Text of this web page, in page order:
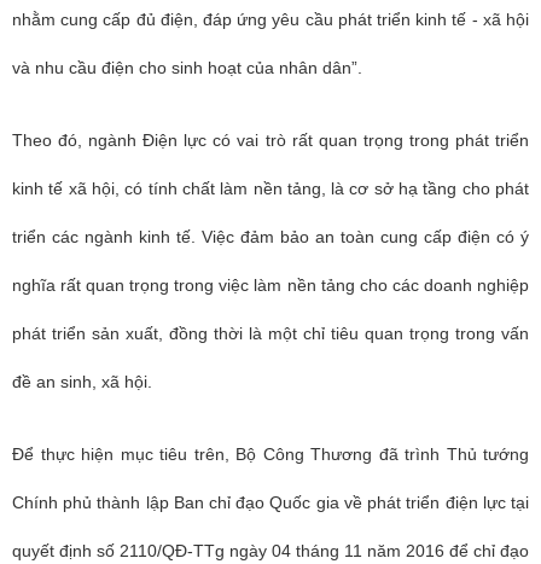
nhằm cung cấp đủ điện, đáp ứng yêu cầu phát triển kinh tế - xã hội
và nhu cầu điện cho sinh hoạt của nhân dân”.
Theo đó, ngành Điện lực có vai trò rất quan trọng trong phát triển
kinh tế xã hội, có tính chất làm nền tảng, là cơ sở hạ tầng cho phát
triển các ngành kinh tế. Việc đảm bảo an toàn cung cấp điện có ý
nghĩa rất quan trọng trong việc làm nền tảng cho các doanh nghiệp
phát triển sản xuất, đồng thời là một chỉ tiêu quan trọng trong vấn
đề an sinh, xã hội.
Để thực hiện mục tiêu trên, Bộ Công Thương đã trình Thủ tướng
Chính phủ thành lập Ban chỉ đạo Quốc gia về phát triển điện lực tại
quyết định số 2110/QĐ-TTg ngày 04 tháng 11 năm 2016 để chỉ đạo